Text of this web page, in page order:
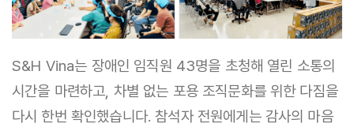
S&H Vina는 장애인 임직원 43명을 초청해 열린 소통의
시간을 마련하고, 차별 없는 포용 조직문화를 위한 다짐을
다시 한번 확인했습니다. 참석자 전원에게는 감사의 마음